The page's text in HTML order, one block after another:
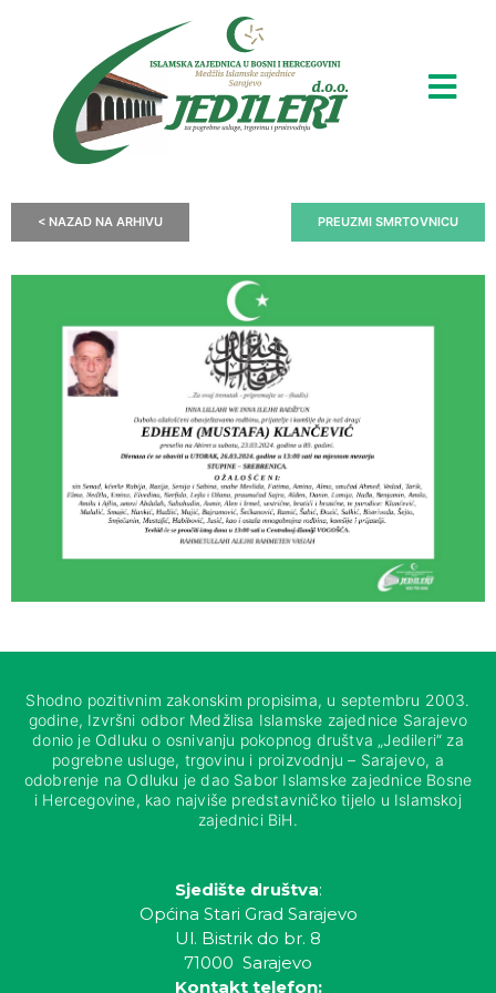
< NAZAD NA ARHIVU PREUZMI SMRTOVNICU
Shodno pozitivnim zakonskim propisima, u septembru 2003.
godine, Izvršni odbor Medžlisa Islamske zajednice Sarajevo
donio je Odluku o osnivanju pokopnog društva „Jedileri“ za
pogrebne usluge, trgovinu i proizvodnju – Sarajevo, a
odobrenje na Odluku je dao Sabor Islamske zajednice Bosne
i Hercegovine, kao najviše predstavničko tijelo u Islamskoj
zajednici BiH.
Sjedište društva:
Općina Stari Grad Sarajevo
Ul. Bistrik do br. 8
71000 Sarajevo
Kontakt telefon: